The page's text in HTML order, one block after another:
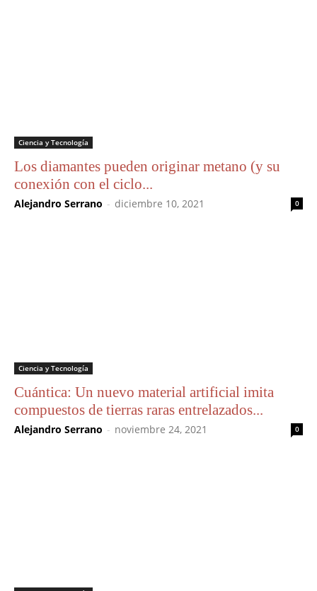
Ciencia y Tecnología
Los diamantes pueden originar metano (y su
conexión con el ciclo...
Alejandro Serrano - diciembre 10, 2021 0
Ciencia y Tecnología
Cuántica: Un nuevo material artificial imita
compuestos de tierras raras entrelazados...
Alejandro Serrano - noviembre 24, 2021 0